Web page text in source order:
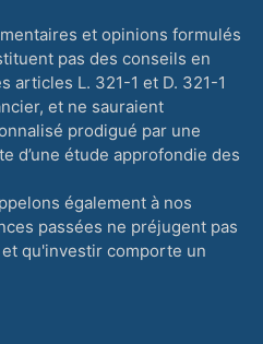
et opinions formulés
pas des conseils en
articles L. 321-1 et D. 321-1
et ne sauraient
prodigué par une
d’une étude approfondie des
également à nos
passées ne préjugent pas
qu'investir comporte un